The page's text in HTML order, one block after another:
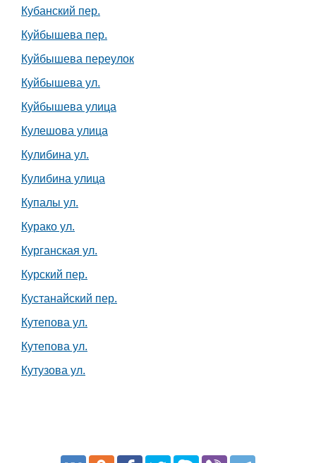
Кубанский пер.
Куйбышева пер.
Куйбышева переулок
Куйбышева ул.
Куйбышева улица
Кулешова улица
Кулибина ул.
Кулибина улица
Купалы ул.
Курако ул.
Курганская ул.
Курский пер.
Кустанайский пер.
Кутепова ул.
Кутепова ул.
Кутузова ул.